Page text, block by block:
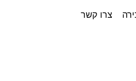
צרו קשר